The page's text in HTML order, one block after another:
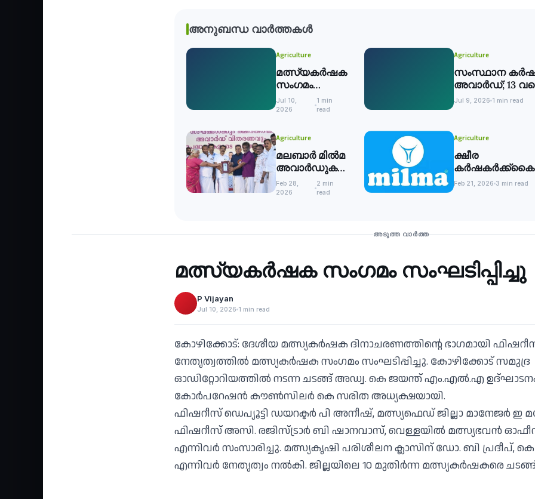
അനുബന്ധ വാർത്തകൾ
Agriculture
മത്സ്യകര്‍ഷക
സംഗമം
സംഘടിപ്പിച്ചു
Jul 10,
2026
1 min
read
Agriculture
സംസ്ഥാന
അവാര്‍ഡ്; 13
അപേക്ഷിക്കാം
Jul 9, 2026 1 min read
Agriculture
മലബാര്‍ മില്‍മ
അവാര്‍ഡുകള്‍
വിതരണം
ചെയ്ത
Feb 28,
2026
2 min
read
Agriculture
ക്ഷീര
മലബാര്‍
Feb 21, 2026 3 min read
അടുത്ത വാർത്ത
‹
മത്സ്യകര്‍ഷക സംഗമം സംഘടിപ്പിച്ചു
P Vijayan
Jul 10, 2026 1 min read
കോഴിക്കോട്: ദേശീയ മത്സ്യകര്‍ഷക ദിനാചരണത്തിന്റെ ഭാഗമായി
നേതൃത്വത്തില്‍ മത്സ്യകര്‍ഷക സംഗമം സംഘടിപ്പിച്ചു. കോഴിക്കോട് സമുദ്ര
ഓഡിറ്റോറിയത്തില്‍ നടന്ന ചടങ്ങ് അഡ്വ. കെ ജയന്ത് എം.എല്‍.എ
കോര്‍പറേഷന്‍ കൗണ്‍സിലര്‍ കെ സരിത അധ്യക്ഷയായി.
ഫിഷറീസ് ഡെപ്യൂട്ടി ഡയറക്ടര്‍ പി അനീഷ്, മത്സ്യഫെഡ് ജില്ലാ മാനേജര്‍ ഇ
ഫിഷറീസ് അസി. രജിസ്ട്രാര്‍ ബി ഷാനവാസ്, വെള്ളയില്‍ മത്സ്യഭവന്‍
എന്നിവര്‍ സംസാരിച്ചു. മത്സ്യകൃഷി പരിശീലന ക്ലാസിന് ഡോ. ബി പ്രദീപ്,
എന്നിവര്‍ നേതൃത്വം നല്‍കി. ജില്ലയിലെ 10 മുതിര്‍ന്ന മത്സ്യകര്‍ഷകരെ